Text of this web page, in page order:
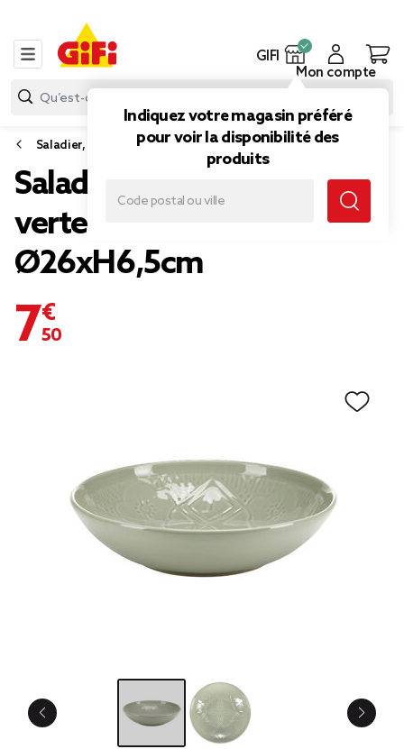
GIFI
Indiquez votre magasin préféré
pour voir la disponibilité des
produits
Mon compte
Saladier, plat et coupelle
Saladier rond faïence unie
verte avec motif en relief
Ø26xH6,5cm
7,50 €